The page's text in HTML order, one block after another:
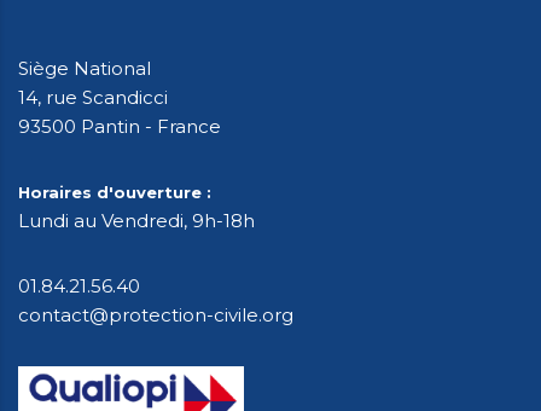
Siège National
14, rue Scandicci
93500 Pantin - France
Horaires d'ouverture :
Lundi au Vendredi, 9h-18h
01.84.21.56.40
contact@protection-civile.org